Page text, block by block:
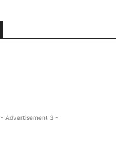
- Advertisement 3 -